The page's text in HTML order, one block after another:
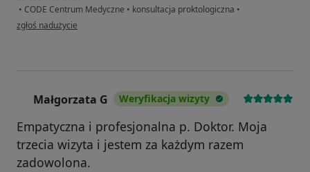
• CODE Centrum Medyczne • konsultacja proktologiczna •
w opinii użytkownika Liudmyla
zgłoś nadużycie
Małgorzata G Weryfikacja wizyty
Empatyczna i profesjonalna p. Doktor. Moja
trzecia wizyta i jestem za każdym razem
zadowolona.